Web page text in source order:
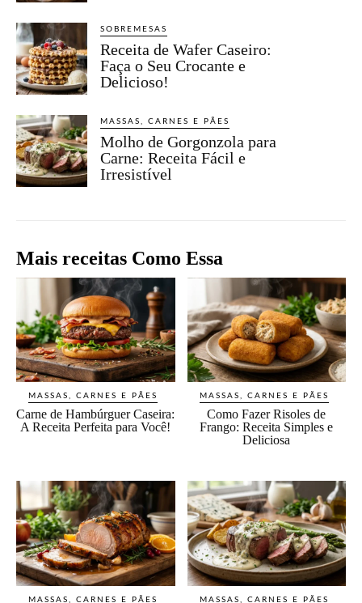
SOBREMESAS
Receita de Wafer Caseiro:
Faça o Seu Crocante e
Delicioso!
MASSAS, CARNES E PÃES
Molho de Gorgonzola para
Carne: Receita Fácil e
Irresistível
Mais receitas Como Essa
MASSAS, CARNES E PÃES
Carne de Hambúrguer Caseira:
A Receita Perfeita para Você!
MASSAS, CARNES E PÃES
Como Fazer Risoles de
Frango: Receita Simples e
Deliciosa
MASSAS, CARNES E PÃES MASSAS, CARNES E PÃES